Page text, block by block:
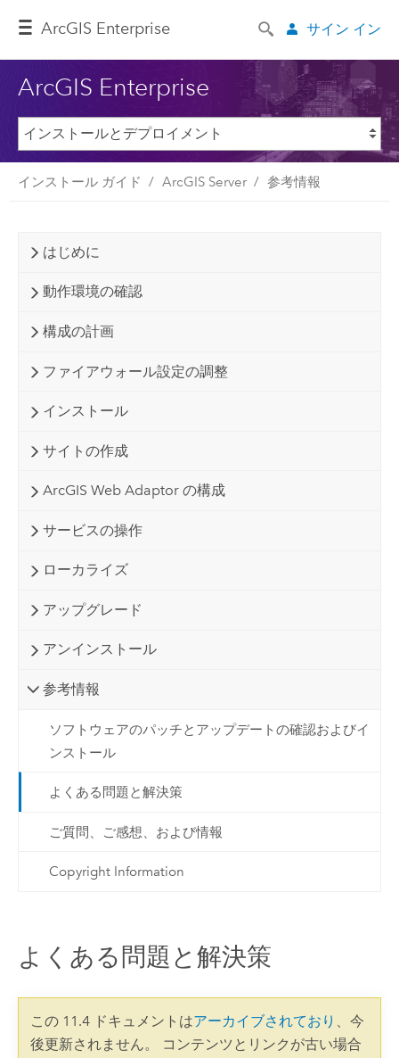
ArcGIS Enterprise サイン イン
ArcGIS Enterprise
インストール ガイド ArcGIS Server 参考情報
はじめに
動作環境の確認
構成の計画
ファイアウォール設定の調整
インストール
サイトの作成
ArcGIS Web Adaptor の構成
サービスの操作
ローカライズ
アップグレード
アンインストール
参考情報
ソフトウェアのパッチとアップデートの確認およびイ
ンストール
よくある問題と解決策
ご質問、ご感想、および情報
Copyright Information
よくある問題と解決策
この 11.4 ドキュメントはアーカイブされており 、今
後更新されません。 コンテンツとリンクが古い場合